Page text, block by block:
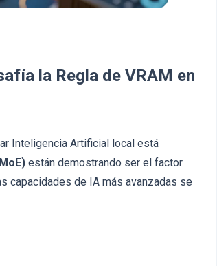
la Regla de VRAM en
Inteligencia Artificial local está
están demostrando ser el factor
capacidades de IA más avanzadas se